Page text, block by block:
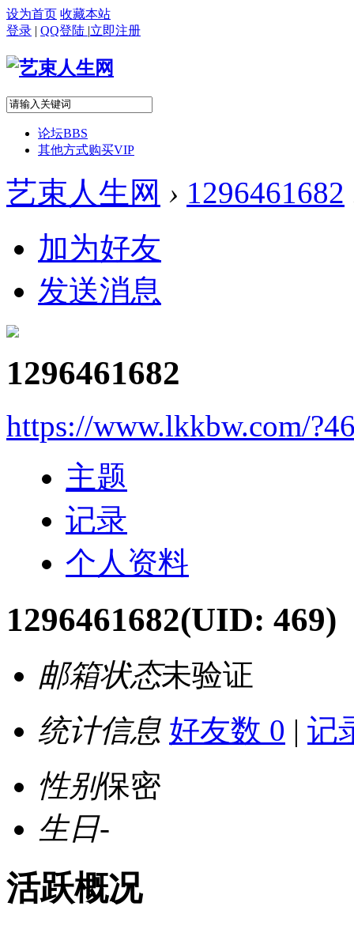
设为首页 收藏本站
登录 | QQ登陆 |立即注册
论坛BBS
其他方式购买VIP
艺束人生网 › 1296461682
加为好友
发送消息
1296461682
https://www.lkkbw.com/
主题
记录
个人资料
1296461682(UID: 469)
邮箱状态未验证
统计信息 好友数 0 | 记
性别保密
生日-
活跃概况